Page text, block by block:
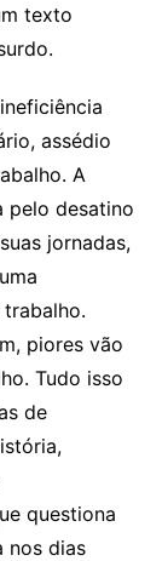
texto
assédio
A
pelo desatino
jornadas,
piores vão
Tudo isso
de
questiona
nos dias